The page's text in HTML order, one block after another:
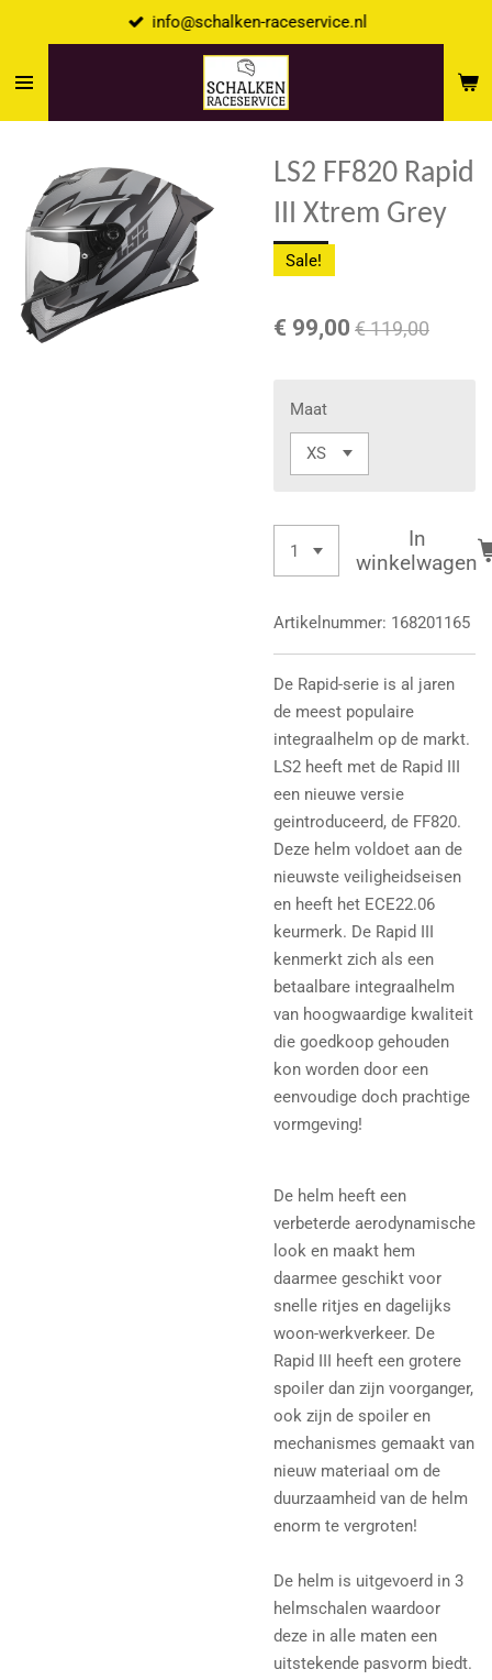
naar
info@schalken-raceservice.nl
LS2 FF820 Rapid
III Xtrem Grey
Sale!
€ 99,00 € 119,00
Maat
In
winkelwagen
Artikelnummer: 168201165
De Rapid-serie is al jaren
de meest populaire
integraalhelm op de markt.
LS2 heeft met de Rapid III
een nieuwe versie
geintroduceerd, de FF820.
Deze helm voldoet aan de
nieuwste veiligheidseisen
en heeft het ECE22.06
keurmerk. De Rapid III
kenmerkt zich als een
betaalbare integraalhelm
van hoogwaardige kwaliteit
die goedkoop gehouden
kon worden door een
eenvoudige doch prachtige
vormgeving!
De helm heeft een
verbeterde aerodynamische
look en maakt hem
daarmee geschikt voor
snelle ritjes en dagelijks
woon-werkverkeer. De
Rapid III heeft een grotere
spoiler dan zijn voorganger,
ook zijn de spoiler en
mechanismes gemaakt van
nieuw materiaal om de
duurzaamheid van de helm
enorm te vergroten!
De helm is uitgevoerd in 3
helmschalen waardoor
deze in alle maten een
uitstekende pasvorm biedt.